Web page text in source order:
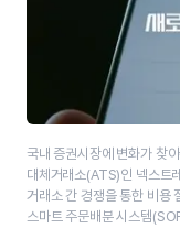
국내 증권시장에 변화가 찾
대체거래소(ATS)인 넥스트
거래소 간 경쟁을 통한 비용
스마트 주문배분 시스템